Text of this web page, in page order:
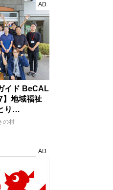
AD
イド BeCAL
】地域福祉
り…
の村
AD